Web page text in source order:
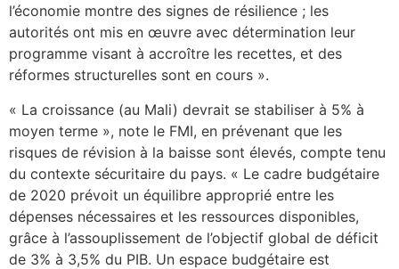
l’économie montre des signes de résilience ; les
autorités ont mis en œuvre avec détermination leur
programme visant à accroître les recettes, et des
réformes structurelles sont en cours ».
« La croissance (au Mali) devrait se stabiliser à 5% à
moyen terme », note le FMI, en prévenant que les
risques de révision à la baisse sont élevés, compte tenu
du contexte sécuritaire du pays. « Le cadre budgétaire
de 2020 prévoit un équilibre approprié entre les
dépenses nécessaires et les ressources disponibles,
grâce à l’assouplissement de l’objectif global de déficit
de 3% à 3,5% du PIB. Un espace budgétaire est